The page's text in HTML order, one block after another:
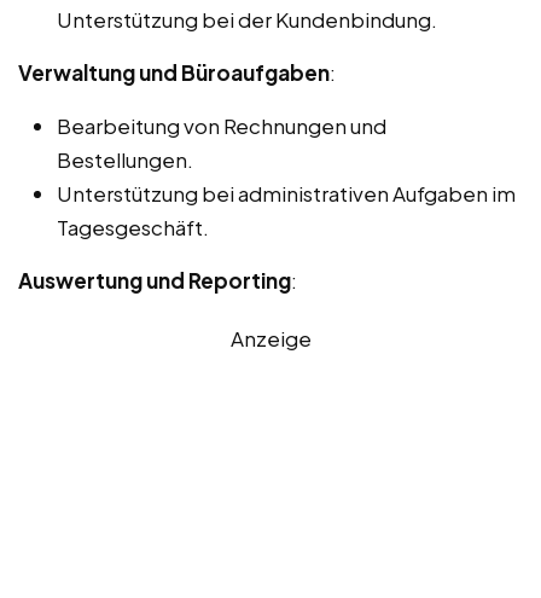
Unterstützung bei der Kundenbindung.
Verwaltung und Büroaufgaben:
Bearbeitung von Rechnungen und
Bestellungen.
Unterstützung bei administrativen Aufgaben im
Tagesgeschäft.
Auswertung und Reporting:
Anzeige